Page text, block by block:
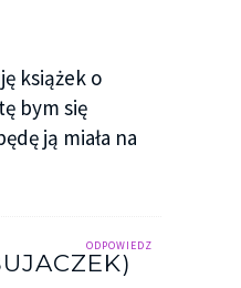
książek o
bym się
ją miała na
ODPOWIEDZ